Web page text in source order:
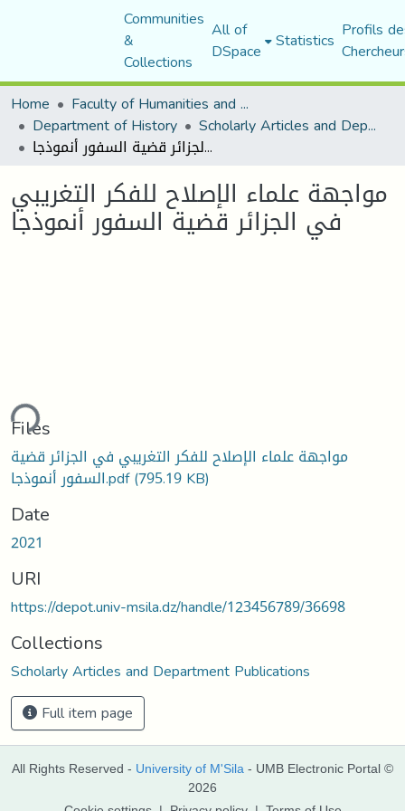
Communities
&
Collections
All of
DSpace Statistics Profils
Home
Faculty of Humanities and Social Sciences
Department of History Scholarly Articles and Department Publications
مواجهة علماء الإصلاح للفكر التغريبي في الجزائر قضية السفور أنموذجا
مواجهة علماء الإصلاح للفكر التغريبي
في الجزائر قضية السفور أنموذجا
Files
مواجهة علماء الإصلاح للفكر التغريبي في الجزائر قضية
السفور أنموذجا.pdf(795.19 KB)
Date
2021
URI
https://depot.univ-msila.dz/handle/123456789/36698
Collections
Scholarly Articles and Department Publications
Full item page
All Rights Reserved - University of M'Sila - UMB Electronic Portal ©
2026